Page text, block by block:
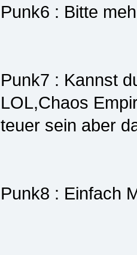
Punk6 : Bitte
Punk7 : Kannst
LOL,Chaos
teuer sein aber
Punk8 : Einfach